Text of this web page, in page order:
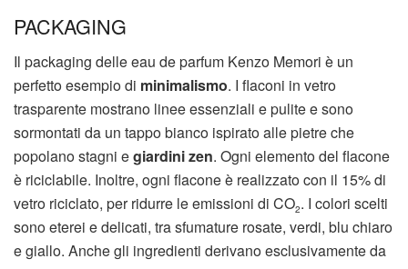
PACKAGING
Il packaging delle eau de parfum Kenzo Memori è un
perfetto esempio di minimalismo. I flaconi in vetro
trasparente mostrano linee essenziali e pulite e sono
sormontati da un tappo bianco ispirato alle pietre che
popolano stagni egiardini zen. Ogni elemento del flacone
è riciclabile. Inoltre, ogni flacone è realizzato con il 15% di
vetro riciclato, per ridurre le emissioni di CO2. I colori scelti
sono eterei e delicati, tra sfumature rosate, verdi, blu chiaro
e giallo. Anche gli ingredienti derivano esclusivamente da